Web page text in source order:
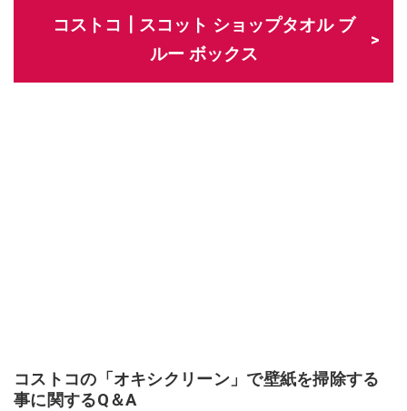
コストコ┃スコット ショップタオル ブ
ルー ボックス
コストコの「オキシクリーン」で壁紙を掃除する
事に関するQ＆A